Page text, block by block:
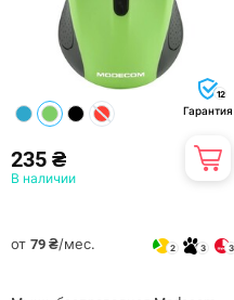
12
Гарантия
235 ₴
В наличии
от 79 ₴/мес. 2 3 3